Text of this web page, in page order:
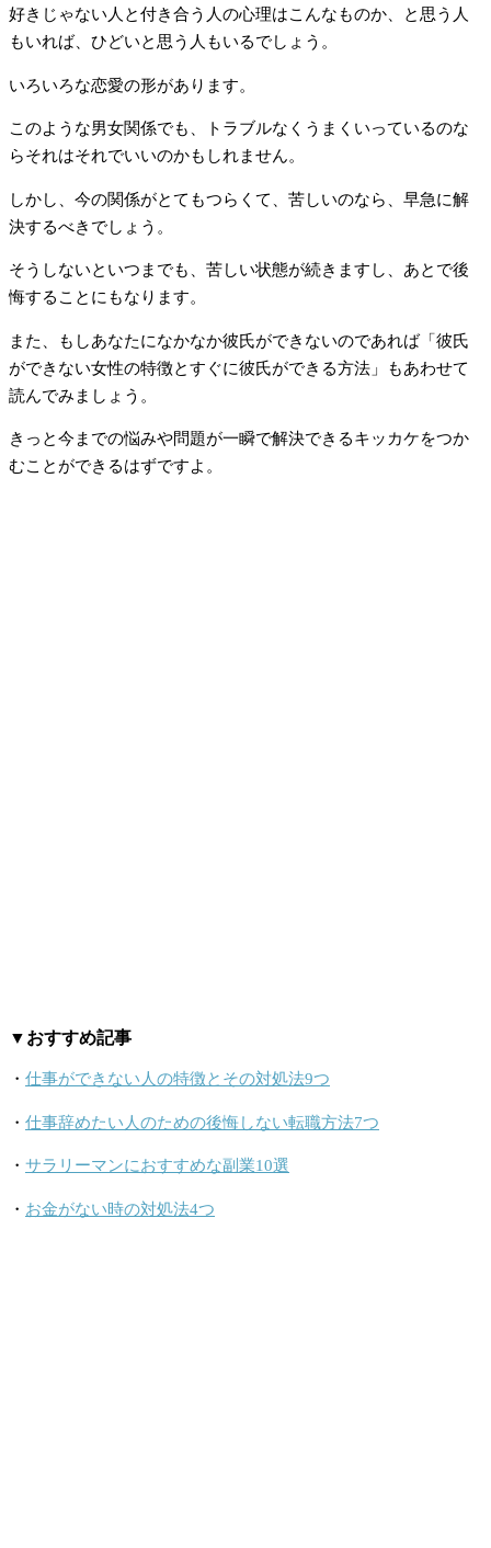
好きじゃない人と付き合う人の心理はこんなものか、と思う人
もいれば、ひどいと思う人もいるでしょう。
いろいろな恋愛の形があります。
このような男女関係でも、トラブルなくうまくいっているのな
らそれはそれでいいのかもしれません。
しかし、今の関係がとてもつらくて、苦しいのなら、早急に解
決するべきでしょう。
そうしないといつまでも、苦しい状態が続きますし、あとで後
悔することにもなります。
また、もしあなたになかなか彼氏ができないのであれば「彼氏
ができない女性の特徴とすぐに彼氏ができる方法」もあわせて
読んでみましょう。
きっと今までの悩みや問題が一瞬で解決できるキッカケをつか
むことができるはずですよ。
▼おすすめ記事
・ 仕事ができない人の特徴とその対処法9つ
・ 仕事辞めたい人のための後悔しない転職方法7つ
・ サラリーマンにおすすめな副業10選
・ お金がない時の対処法4つ